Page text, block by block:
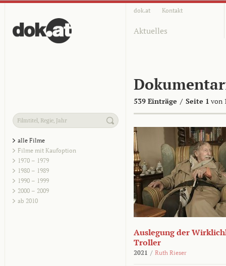
dok.at Kontakt
Aktuelles
539 Einträge / Seite 1 von
alle Filme
Filme mit Kaufoption
1970 – 1979
1980 – 1989
1990 – 1999
2000 – 2009
ab 2010
Auslegung der
Troller
2021 / Ruth Rieser